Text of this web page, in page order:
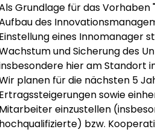
Grundlage für das Vorhaben
des
Einstellung eines Innomanager
und Sicherung des
hier am Standort
planen für die nächsten 5
Ertragssteigerungen sowie
Mitarbeiter einzustellen
hochqualifizierte) bzw.